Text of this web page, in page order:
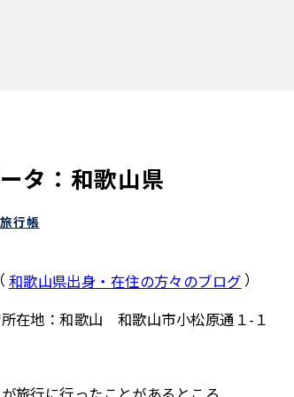
タ：和歌山県
行帳
和歌山県出身・在住の方々のブログ ）
在地：和歌山 和歌山市小松原通１-１